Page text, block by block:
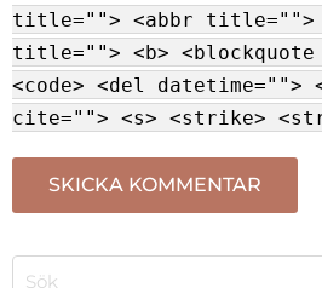
title=""> <abbr title="">
title=""> <b>
<code> <del datetime="">
cite=""> <s> <strike>